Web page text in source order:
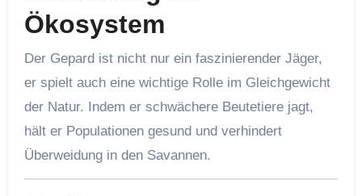
Ökosystem
Der Gepard ist nicht nur ein faszinierender Jäger,
er spielt auch eine wichtige Rolle im Gleichgewicht
der Natur. Indem er schwächere Beutetiere jagt,
hält er Populationen gesund und verhindert
Überweidung in den Savannen.